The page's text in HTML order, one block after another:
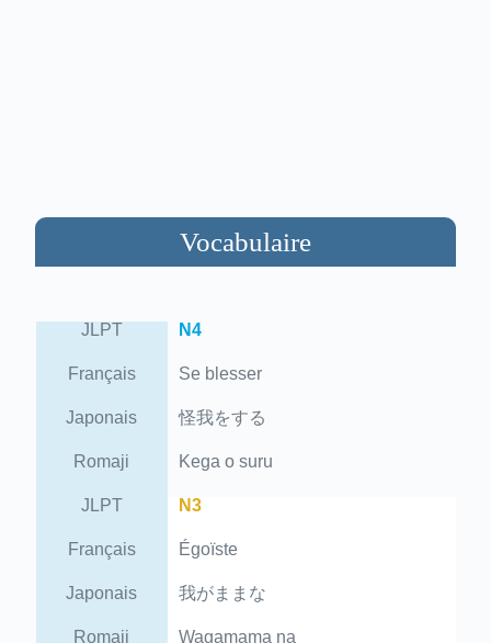
Vocabulaire
JLPT N4
Français Se blesser
Japonais 怪我をする
Romaji Kega o suru
JLPT N3
Français Égoïste
Japonais 我がままな
Romaji Wagamama na